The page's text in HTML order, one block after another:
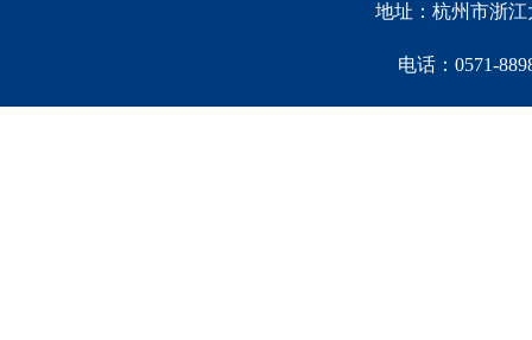
地址：杭州市浙江
电话：0571-